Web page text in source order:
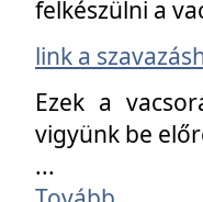
felkészülni a
link a
Ezek a
vigyünk be
...